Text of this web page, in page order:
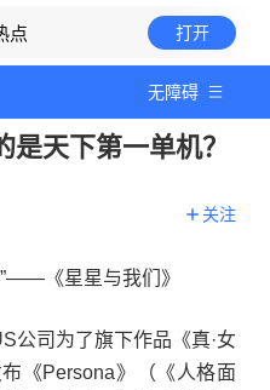
点 打开
无障碍
是天下第一单机？
关注
《星星与我们》
公司为了旗下作品《真·女
《Persona》（《人格面